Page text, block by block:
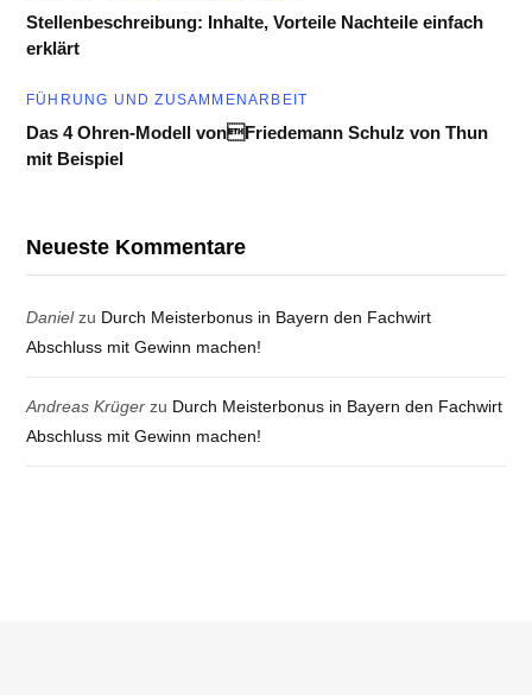
Stellenbeschreibung: Inhalte, Vorteile Nachteile einfach
erklärt
FÜHRUNG UND ZUSAMMENARBEIT
Das 4 Ohren-Modell vonFriedemann Schulz von Thun
mit Beispiel
Neueste Kommentare
Danielzu Durch Meisterbonus in Bayern den Fachwirt
Abschluss mit Gewinn machen!
Andreas Krüger zu Durch Meisterbonus in Bayern den Fachwirt
Abschluss mit Gewinn machen!